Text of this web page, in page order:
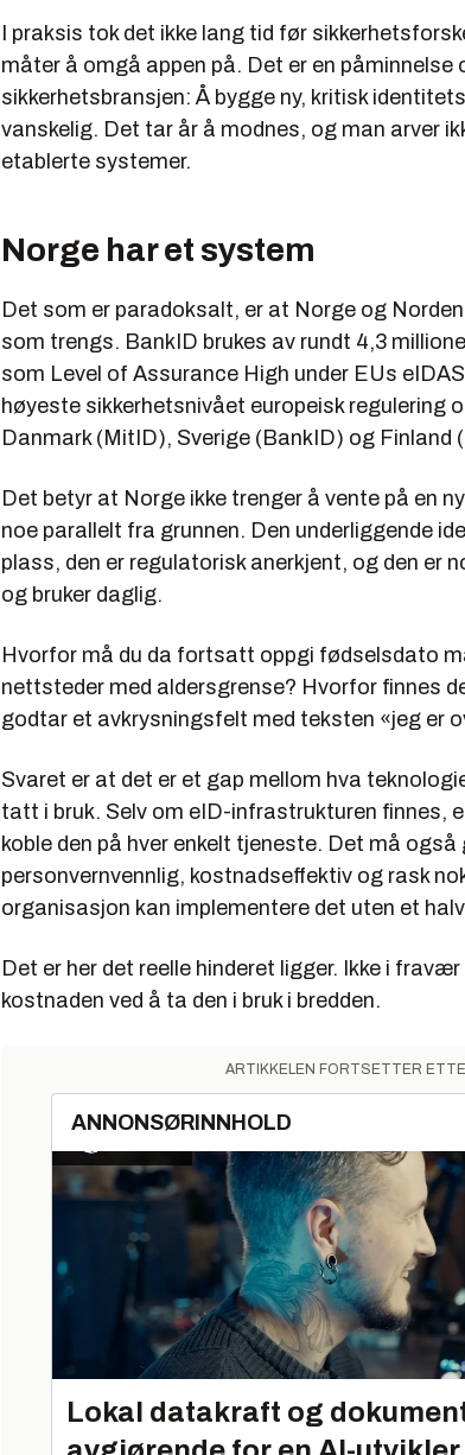
I praksis tok det ikke lang tid før
måter å omgå appen på. Det er en påminnelse
sikkerhetsbransjen: Å bygge ny, kritisk
vanskelig. Det tar år å modnes, og man arver
etablerte systemer.
Norge har et system
Det som er paradoksalt, er at Norge og
som trengs. BankID brukes av rundt 4,3
som Level of Assurance High under EUs
høyeste sikkerhetsnivået europeisk regulering
Danmark (MitID), Sverige (BankID) og Finland
Det betyr at Norge ikke trenger å vente på en
noe parallelt fra grunnen. Den underliggende
plass, den er regulatorisk anerkjent, og den er
og bruker daglig.
Hvorfor må du da fortsatt oppgi fødselsdato
nettsteder med aldersgrense? Hvorfor finnes
godtar et avkrysningsfelt med teksten «jeg er
Svaret er at det er et gap mellom hva
tatt i bruk. Selv om eID-infrastrukturen finnes,
koble den på hver enkelt tjeneste. Det må
personvernvennlig, kostnadseffektiv og rask
organisasjon kan implementere det uten et
Det er her det reelle hinderet ligger. Ikke i
kostnaden ved å ta den i bruk i bredden.
ARTIKKELEN FORTSETTER
ANNONSØRINNHOLD
Lokal datakraft og